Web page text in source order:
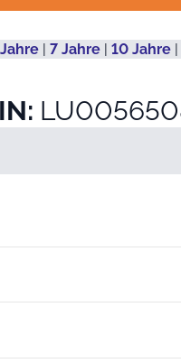
| 7 Jahre | 10 Jahre |